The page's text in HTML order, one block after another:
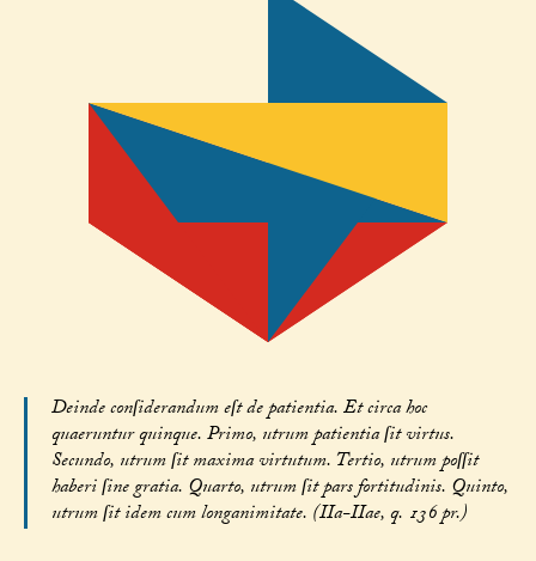
Deinde conſiderandum eſt de patientia. Et circa hoc
quaeruntur quinque. Primo, utrum patientia ſit virtus.
Secundo, utrum ſit maxima virtutum. Tertio, utrum poſſit
haberi ſine gratia. Quarto, utrum ſit pars fortitudinis. Quinto,
utrum ſit idem cum longanimitate. (IIa-IIae, q. 136 pr.)